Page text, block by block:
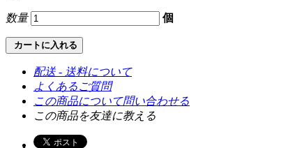
数量 個
カートに入れる
配送 - 送料について
よくあるご質問
この商品について問い合わせる
この商品を友達に教える